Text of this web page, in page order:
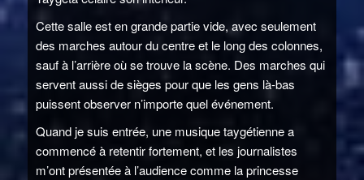
Cette salle est en grande partie vide, avec seulement
des marches autour du centre et le long des colonnes,
sauf à l’arrière où se trouve la scène. Des marches qui
servent aussi de sièges pour que les gens là-bas
puissent observer n’importe quel événement.
Quand je suis entrée, une musique taygétienne a
commencé à retentir fortement, et les journalistes
m’ont présentée à l’audience comme la princesse